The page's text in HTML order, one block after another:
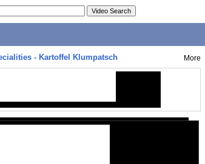
- Kartoffel Klumpatsch More